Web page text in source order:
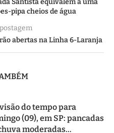
Santista equivalem a uma
pipa cheios de água
abertas na Linha 6-Laranja
do tempo para
(09), em SP: pancadas
moderadas...